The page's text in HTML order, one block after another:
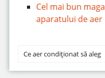
Cel mai bun
aparatului de
Ce aer condiționat să aleg